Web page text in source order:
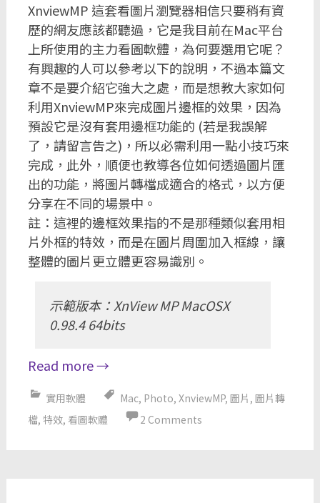
XnviewMP 這套看圖片瀏覽器相信只要稍有資
歷的網友應該都聽過，它是我目前在Mac平台
上所使用的主力看圖軟體，為何要選用它呢？
有興趣的人可以參考以下的說明，不過本篇文
章不是要介紹它強大之處，而是想教大家如何
利用XnviewMP來完成圖片邊框的效果，因為
預設它是沒有套用邊框功能的 (若是我誤解
了，請留言告之)，所以必需利用一點小技巧來
完成，此外，順便也教導各位如何透過圖片匯
出的功能，將圖片轉檔成適合的格式，以方便
分享在不同的場景中。
註：這裡的邊框效果指的不是那種類似套用相
片外框的特效，而是在圖片周圍加入框線，讓
整體的圖片更立體更容易識別。
示範版本：XnView MP MacOSX
0.98.4 64bits
Read more→
實用軟體 Mac, Photo, XnviewMP, 圖片 , 圖片轉
檔, 特效, 看圖軟體 2 Comments